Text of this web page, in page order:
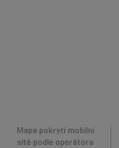
Mapa pokrytí mobilní
sítě podle operátora